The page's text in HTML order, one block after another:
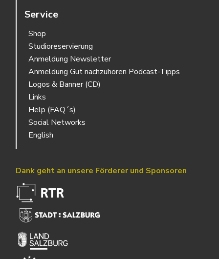
Service
Shop
Studioreservierung
Anmeldung Newsletter
Anmeldung Gut nachzuhören Podcast-Tipps
Logos & Banner (CD)
Links
Help (FAQ´s)
Social Networks
English
Dank geht an unsere Förderer und Sponsoren